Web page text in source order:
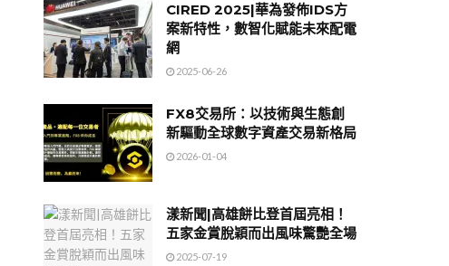
CIRED 2025|華為發佈IDS方
案新特性，數智化賦能未來配電
網
2025-06-26
FX8交易所：以技術與生態創
新驅動全球數字資產交易新格局
2026-01-04
漾新聞|高雄餅比登首屆亮相！
五家金賞脫穎而出風味驚艷全場
2025-07-19